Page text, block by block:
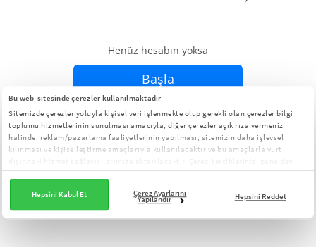
Bu web-sitesinde çerezler kullanılmaktadır
Sitemizde çerezler yoluyla kişisel veri işlenmekte olup gerekli olan çerezler bilgi
toplumu hizmetlerinin sunulması amacıyla; diğer çerezler açık rıza vermeniz
halinde, reklam/pazarlama faaliyetlerinin yapılması, sitemizin daha işlevsel
kılınması ve kişiselleştirme amaçlarıyla kullanılacaktır ve bu amaçlarla yurt
yönetebilirsiniz:Çerez Aydınlatma Metni
Hepsini Kabul Et Çerez Ayarlarını
Yapılandır Hepsini Reddet
Henüz hesabın yoksa
Başla
Zaten hesabın varsaGiriş Yap